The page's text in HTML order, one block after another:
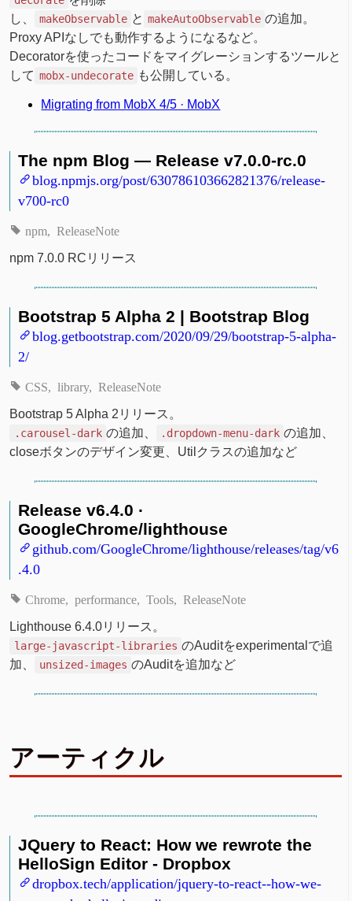
し、
makeObservable と makeAutoObservable の追加。
Proxy APIなしでも動作するようになるなど。
Decoratorを使ったコードをマイグレーションするツールと
して mobx-undecorate も公開している。
Migrating from MobX 4/5 · MobX
The npm Blog — Release v7.0.0-rc.0
blog.npmjs.org/post/630786103662821376/release-
v700-rc0
npm ReleaseNote
npm 7.0.0 RCリリース
Bootstrap 5 Alpha 2 | Bootstrap Blog
blog.getbootstrap.com/2020/09/29/bootstrap-5-alpha-
2/
CSS library ReleaseNote
Bootstrap 5 Alpha 2リリース。
.carousel-dark の追加、 .dropdown-menu-dark の追加、
closeボタンのデザイン変更、Utilクラスの追加など
Release v6.4.0 ·
GoogleChrome/lighthouse
github.com/GoogleChrome/lighthouse/releases/tag/v6
.4.0
Chrome performance Tools ReleaseNote
Lighthouse 6.4.0リリース。
large-javascript-libraries のAuditをexperimentalで追
加、
unsized-images のAuditを追加など
アーティクル
JQuery to React: How we rewrote the
HelloSign Editor - Dropbox
dropbox.tech/application/jquery-to-react--how-we-